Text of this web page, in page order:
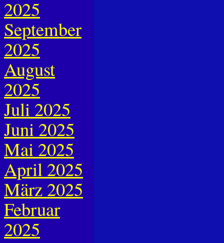
2025
September
2025
August
2025
Juli 2025
Juni 2025
Mai 2025
April 2025
März 2025
Februar
2025